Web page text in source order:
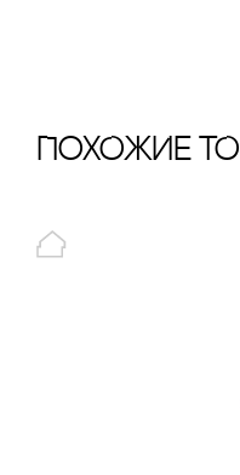
ПохОжИе